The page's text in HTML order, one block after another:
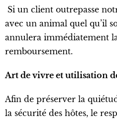
Si un client outrepasse
avec un animal quel qu’il
annulera immédiatement
remboursement.
Art de vivre et utilisation
Afin de préserver la
la sécurité des hôtes, le